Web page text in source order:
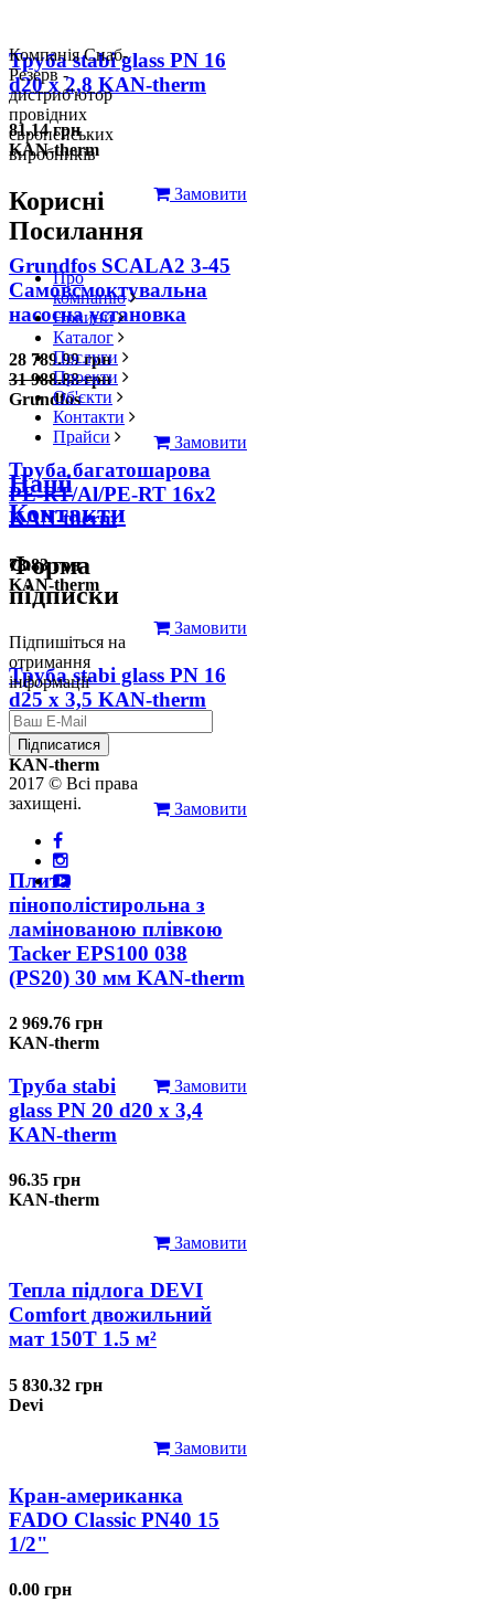
Труба stabi glass PN 16
d20 х 2,8 KAN-therm
81.14 грн
KAN-therm
Замовити
Grundfos SCALA2 3-45
Самовсмоктувальна
насосна установка
28 789.99 грн
31 988.88 грн
Grundfos
Замовити
Труба багатошарова
PE-RT/Al/PE-RT 16x2
KAN-therm
78.83 грн
KAN-therm
Замовити
Труба stabi glass PN 16
d25 х 3,5 KAN-therm
126.31 грн
KAN-therm
Замовити
Плита
пінополістирольна з
ламінованою плівкою
Tacker EPS100 038
(PS20) 30 мм KAN-therm
2 969.76 грн
KAN-therm
Замовити
Труба stabi
glass PN 20 d20 х 3,4
KAN-therm
96.35 грн
KAN-therm
Замовити
Тепла підлога DEVI
Comfort двожильний
мат 150T 1.5 м²
5 830.32 грн
Devi
Замовити
Кран-американка
FADO Classic PN40 15
1/2"
0.00 грн
Компанія Снаб-
Резерв -
дистриб'ютор
провідних
європейських
виробників
Корисні
Посилання
Про
компанію
Новини
Каталог
Послуги
Проекти
Об'єкти
Контакти
Прайси
Наші
Контакти
Форма
підписки
Підпишіться на
отримання
інформації
Підписатися
2017 © Всі права
захищені.